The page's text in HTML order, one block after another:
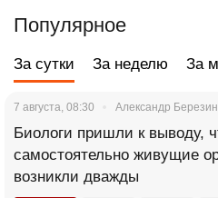
Популярное
За сутки За неделю За
7 августа, 08:30 Александр Березин
Биологи пришли к выводу,
самостоятельно живущие
возникли дважды